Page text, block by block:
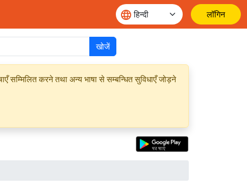
लॉगिन
खोजें
सम्मिलित करने तथा अन्य भाषा से सम्बन्धित सुविधाएँ जोड़ने